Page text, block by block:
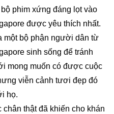
phim xứng đáng lọt vào
được yêu thích nhất.
một bộ phận người dân từ
sinh sống để tránh
mong muốn có được cuộc
viễn cảnh tươi đẹp đó
họ.
thật đã khiến cho khán